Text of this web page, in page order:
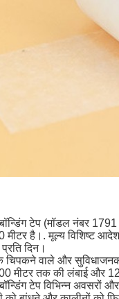
टेप (मॉडल नंबर
मीटर है।. मूल्य विशिष्ट
दिन।
चिपकने वाले और
मीटर तक की लंबाई और
टेप विभिन्न अवसरों